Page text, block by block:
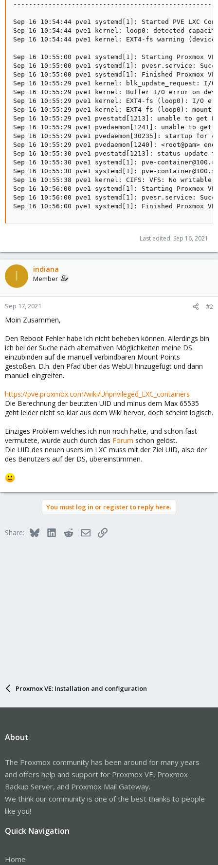
Sep 16 10:54:44 pve1 systemd[1]: Started PVE LXC
Sep 16 10:54:44 pve1 kernel: loop0: detected
Sep 16 10:54:44 pve1 kernel: EXT4-fs warning
Sep 16 10:55:00 pve1 systemd[1]: Starting Proxmox
Sep 16 10:55:00 pve1 systemd[1]: pvesr.service:
Sep 16 10:55:00 pve1 systemd[1]: Finished Proxmox
Sep 16 10:55:29 pve1 kernel: blk_update_request:
Sep 16 10:55:29 pve1 kernel: Buffer I/O error on
Sep 16 10:55:29 pve1 kernel: EXT4-fs (loop0): I/O
Sep 16 10:55:29 pve1 kernel: EXT4-fs (loop0): mount
Sep 16 10:55:29 pve1 pvestatd[1213]: unable to get
Sep 16 10:55:29 pve1 pvedaemon[1241]: unable to
Sep 16 10:55:29 pve1 pvedaemon[30235]: startup
Sep 16 10:55:29 pve1 pvedaemon[1240]: <root@pam>
Sep 16 10:55:30 pve1 pvestatd[1213]: status update
Sep 16 10:55:30 pve1 systemd[1]: pve-
Sep 16 10:55:30 pve1 systemd[1]: pve-
Sep 16 10:55:38 pve1 kernel: CIFS: VFS: No
Sep 16 10:56:00 pve1 systemd[1]: Starting Proxmox
Sep 16 10:56:00 pve1 systemd[1]: pvesr.service:
Sep 16 10:56:00 pve1 systemd[1]: Finished Proxmox
Last edited: Sep 16, 2021
I indiana
Member
Sep 17, 2021 #2
Moin Zusammen,
Den Reboot Fehler habe ich nicht beheben können. Allerdings bin
ich bei der Suche nach alternativen Möglichkeiten meine DS
einzubinden auf die manuell verbindbaren Mount Points
gestoßen. D.h. den Pfad über das WebUI hinzugefügt und dann
manuell eingreifen.
https://pve.proxmox.com/wiki/Unprivileged_LXC_containers
Die Berechnung der beutzten UID und minus dem Max 65535
geht leider nicht so klar aus dem Wiki hervor, doch scheint logisch.
Einziges Problem welches ich nun noch hatte, und schon fast
vermutete, wurde auch durch das Forum schon gelöst.
Die UID des neuen users im LXC muss mit der Ziel UID, also der
des Benutzers auf der DS, übereinstimmen.
You must log in or register to reply here.
Share: BlueskyLinkedInRedditEmailLink
Proxmox VE: Installation and configuration
About
The Proxmox community has been around for many years
and offers help and support for Proxmox VE, Proxmox
Backup Server, and Proxmox Mail Gateway.
We think our community is one of the best thanks to people
like you!
Quick Navigation
Home